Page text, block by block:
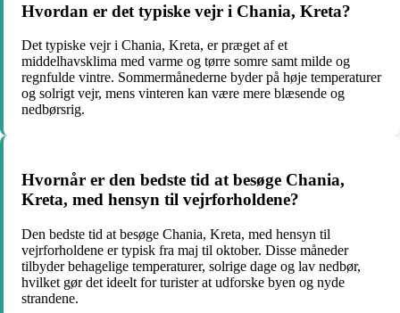
Hvordan er det typiske vejr i Chania, Kreta?
Det typiske vejr i Chania, Kreta, er præget af et
middelhavsklima med varme og tørre somre samt milde og
regnfulde vintre. Sommermånederne byder på høje temperaturer
og solrigt vejr, mens vinteren kan være mere blæsende og
nedbørsrig.
Hvornår er den bedste tid at besøge Chania,
Kreta, med hensyn til vejrforholdene?
Den bedste tid at besøge Chania, Kreta, med hensyn til
vejrforholdene er typisk fra maj til oktober. Disse måneder
tilbyder behagelige temperaturer, solrige dage og lav nedbør,
hvilket gør det ideelt for turister at udforske byen og nyde
strandene.